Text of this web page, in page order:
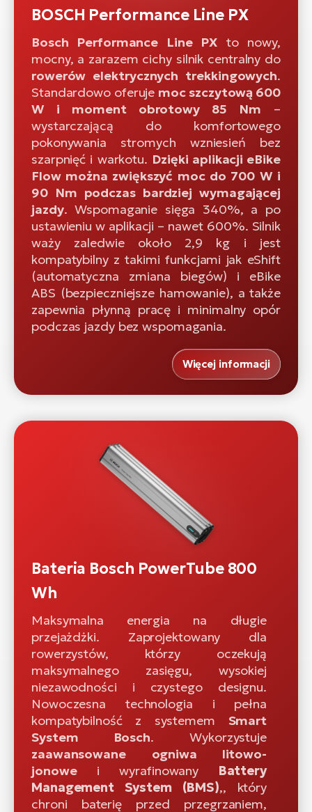
BOSCH Performance Line PX
Bosch Performance Line PX to nowy,
mocny, a zarazem cichy silnik centralny do
rowerów elektrycznych trekkingowych.
Standardowo oferuje moc szczytową 600
W i moment obrotowy 85 Nm –
wystarczającą do komfortowego
pokonywania stromych wzniesień bez
szarpnięć i warkotu. Dzięki aplikacji eBike
Flow można zwiększyć moc do 700 W i
90 Nm podczas bardziej wymagającej
jazdy. Wspomaganie sięga 340%, a po
ustawieniu w aplikacji – nawet 600%. Silnik
waży zaledwie około 2,9 kg i jest
kompatybilny z takimi funkcjami jak eShift
(automatyczna zmiana biegów) i eBike
ABS (bezpieczniejsze hamowanie), a także
zapewnia płynną pracę i minimalny opór
podczas jazdy bez wspomagania.
Więcej informacji
Bateria Bosch PowerTube 800
Wh
Maksymalna energia na długie
przejażdżki. Zaprojektowany dla
rowerzystów, którzy oczekują
maksymalnego zasięgu, wysokiej
niezawodności i czystego designu.
Nowoczesna technologia i pełna
kompatybilność z systemem Smart
System Bosch. Wykorzystuje
zaawansowane
ogniwa litowo-
jonowei wyrafinowany Battery
Management System (BMS),, który
chroni baterię przed przegrzaniem,